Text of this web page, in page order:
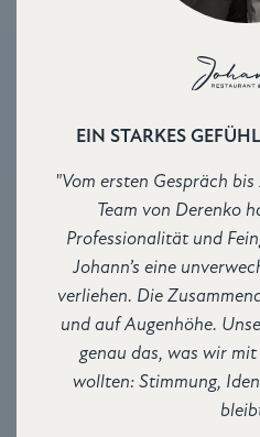
EIN STARKES
"Vom ersten Gespräch
Team von Derenko
Professionalität und
Johann’s eine
verliehen. Die
und auf Augenhöhe.
genau das, was wir
wollten: Stimmung,